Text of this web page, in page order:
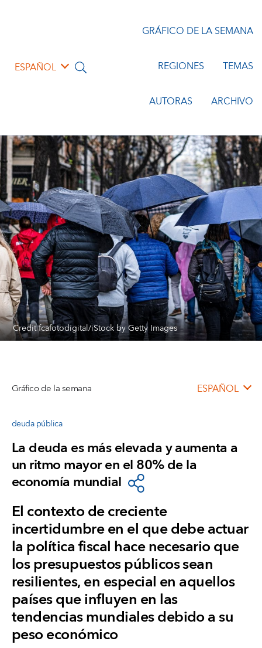
ESPAÑOL
GRÁFICO DE LA SEMANA
REGIONES TEMAS
AUTORAS ARCHIVO
Credit fcafotodigital/iStock by Getty Images
Gráfico de la semana ESPAÑOL
deuda pública
La deuda es más elevada y aumenta a
un ritmo mayor en el 80% de la
economía mundial
El contexto de creciente
incertidumbre en el que debe actuar
la política fiscal hace necesario que
los presupuestos públicos sean
resilientes, en especial en aquellos
países que influyen en las
tendencias mundiales debido a su
peso económico